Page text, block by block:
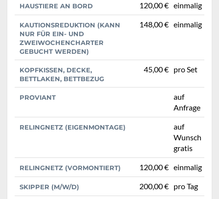
HAUSTIERE AN BORD 120,00 € einmalig
KAUTIONSREDUKTION (KANN
NUR FÜR EIN- UND
ZWEIWOCHENCHARTER
GEBUCHT WERDEN)
148,00 € einmalig
KOPFKISSEN, DECKE,
BETTLAKEN, BETTBEZUG
45,00 € pro Set
PROVIANT
auf
Anfrage
RELINGNETZ (EIGENMONTAGE)
auf
Wunsch
gratis
RELINGNETZ (VORMONTIERT) 120,00 € einmalig
SKIPPER (M/W/D) 200,00 € pro Tag